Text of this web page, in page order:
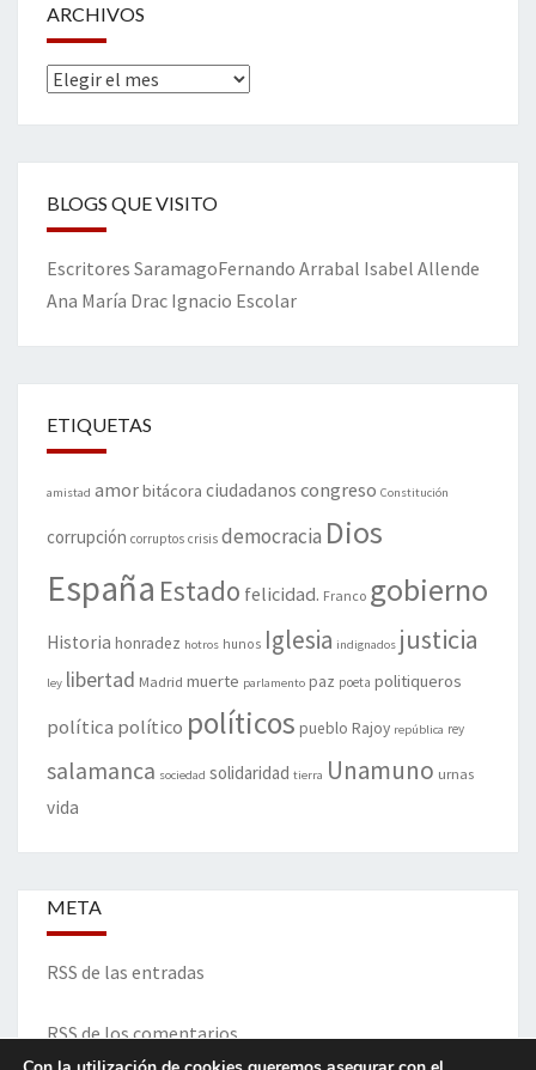
ARCHIVOS
Archivos
BLOGS QUE VISITO
Escritores SaramagoFernando Arrabal Isabel Allende
Ana María Drac Ignacio Escolar
ETIQUETAS
amistad amorbitácora ciudadanos congreso Constitución
corrupción corruptos crisis democracia Dios
España Estado felicidad. Franco gobierno
Historia honradez hotros hunos Iglesia indignados justicia
ley libertad Madrid muerte parlamento paz poeta politiqueros
política político políticos pueblo Rajoy república rey
salamanca sociedad solidaridad tierra Unamuno urnas
vida
META
RSS de las entradas
RSS de los comentarios